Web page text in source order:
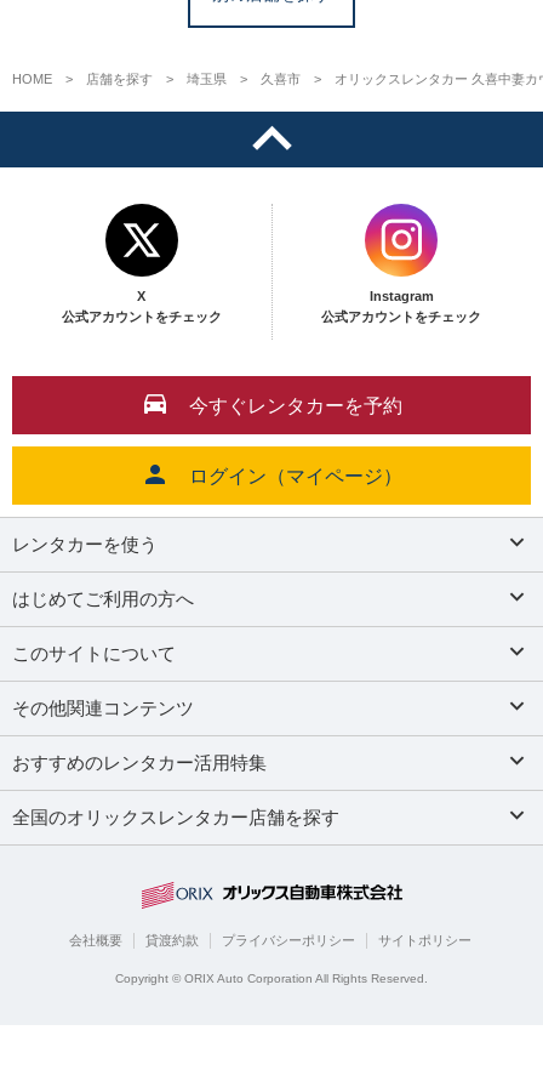
HOME 店舗を探す 埼玉県 久喜市 オリックスレンタカー 久喜中妻カ
X
公式アカウントをチェック
Instagram
公式アカウントをチェック
今すぐレンタカーを予約
ログイン（マイページ）
レンタカーを使う
はじめてご利用の方へ
このサイトについて
その他関連コンテンツ
おすすめのレンタカー活用特集
全国のオリックスレンタカー店舗を探す
会社概要 貸渡約款 プライバシーポリシー サイトポリシー
Copyright © ORIX Auto Corporation All Rights Reserved.